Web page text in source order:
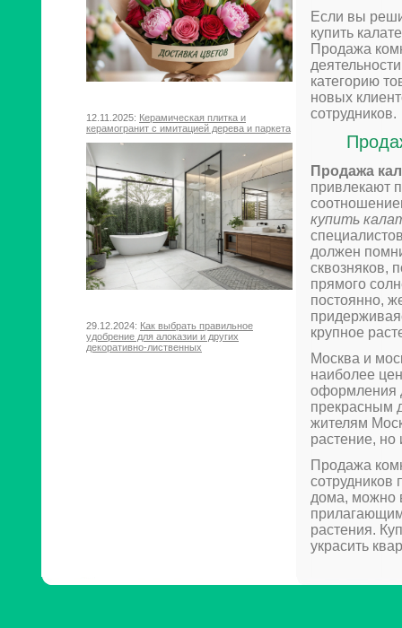
12.11.2025: Керамическая плитка и
керамогранит с имитацией дерева и паркета
29.12.2024: Как выбрать правильное
удобрение для алоказии и других
декоративно-лиственных
Если вы
купить
Продажа
категорию
новых
сотрудников.
Продажа
привлекают
купить
должен
сквозняков,
прямого
постоянно,
крупное
Москва и
наиболее
оформления
прекрасным
жителям
растение,
Продажа
сотрудников
дома, можно
растения.
украсить